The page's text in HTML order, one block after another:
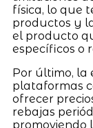
física, lo que
productos y
el producto
específicos o
Por último, la
plataformas
ofrecer
rebajas
promoviendo